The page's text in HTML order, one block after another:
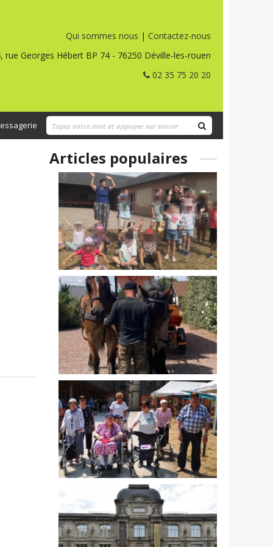
Qui sommes nous | Contactez-nous
rue Georges Hébert BP 74 - 76250 Déville-les-rouen
02 35 75 20 20
Articles populaires